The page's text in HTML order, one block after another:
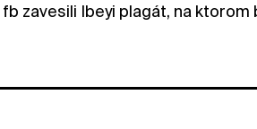
fb zavesili Ibeyi plagát, na